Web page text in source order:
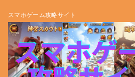
スマホゲーム攻略サイト